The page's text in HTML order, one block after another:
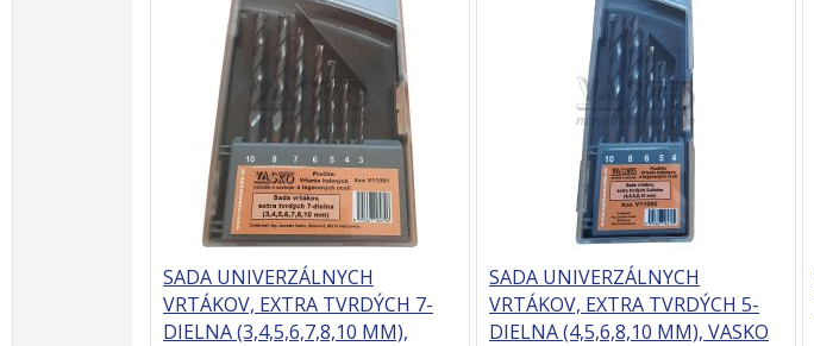
SADA UNIVERZÁLNYCH
VRTÁKOV, EXTRA TVRDÝCH 7-
DIELNA (3,4,5,6,7,8,10 MM),
SADA UNIVERZÁLNYCH
VRTÁKOV, EXTRA TVRDÝCH 5-
DIELNA (4,5,6,8,10 MM), VASKO